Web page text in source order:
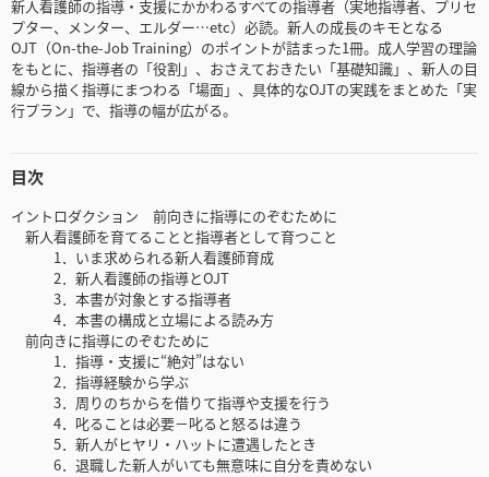
新人看護師の指導・支援にかかわるすべての指導者（実地指導者、プリセ
プター、メンター、エルダー…etc）必読。新人の成長のキモとなる
OJT（On-the-Job Training）のポイントが詰まった1冊。成人学習の理論
をもとに、指導者の「役割」、おさえておきたい「基礎知識」、新人の目
線から描く指導にまつわる「場面」、具体的なOJTの実践をまとめた「実
行プラン」で、指導の幅が広がる。
目次
イントロダクション 前向きに指導にのぞむために
新人看護師を育てることと指導者として育つこと
1．いま求められる新人看護師育成
2．新人看護師の指導とOJT
3．本書が対象とする指導者
4．本書の構成と立場による読み方
前向きに指導にのぞむために
1．指導・支援に“絶対”はない
2．指導経験から学ぶ
3．周りのちからを借りて指導や支援を行う
4．叱ることは必要－叱ると怒るは違う
5．新人がヒヤリ・ハットに遭遇したとき
6．退職した新人がいても無意味に自分を責めない